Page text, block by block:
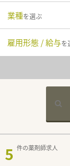
業種を選ぶ
雇用形態 / 給与を
5 件の薬剤師求人